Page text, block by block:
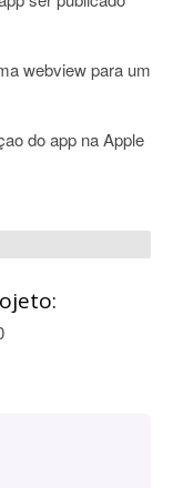
webview para um
do app na Apple